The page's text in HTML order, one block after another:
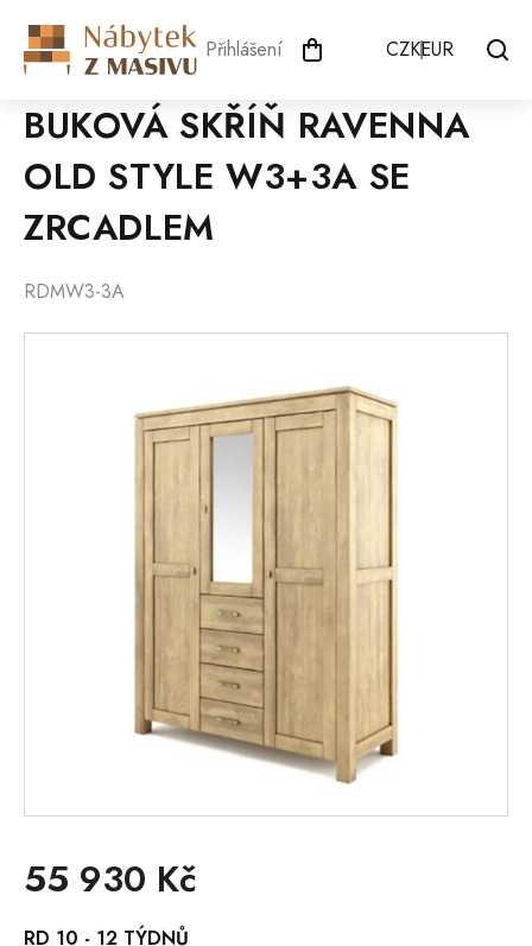
obsah
Přihlášení CZKEUR
BUKOVÁ SKŘÍŇ RAVENNA
OLD STYLE W3+3A SE
ZRCADLEM
RDMW3-3A
55 930 Kč
RD 10 - 12 TÝDNŮ